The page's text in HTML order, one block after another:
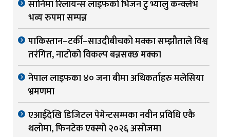
सानिमा रिलायन्स लाइफको भिजन टु भ्यालु कन्क्लेभ
भव्य रुपमा सम्पन्न
पाकिस्तान–टर्की–साउदीबीचको मक्का सम्झौताले विश्व
तरंगित, नाटोको विकल्प बन्नसक्छ मक्का
नेपाल लाइफका ४० जना बीमा अधिकर्ताहरु मलेसिया
भ्रमणमा
एआईदेखि डिजिटल पेमेन्टसम्मका नवीन प्रविधि एकै
थलोमा, फिनटेक एक्स्पो २०२६ असोजमा